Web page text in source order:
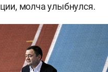
молча улыбнулся.